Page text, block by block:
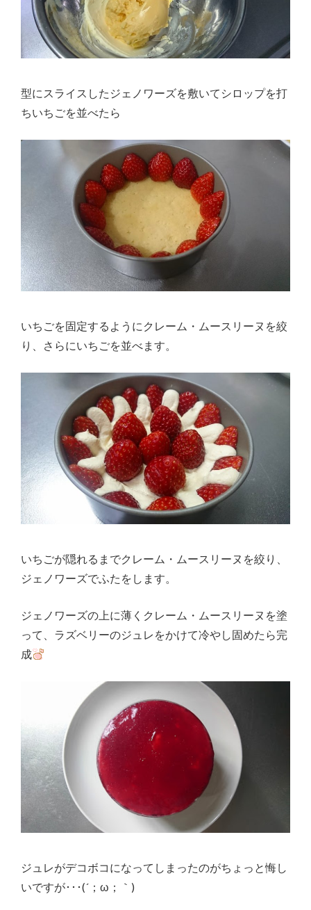
型にスライスしたジェノワーズを敷いてシロップを打
ちいちごを並べたら
いちごを固定するようにクレーム・ムースリーヌを絞
り、さらにいちごを並べます。
いちごが隠れるまでクレーム・ムースリーヌを絞り、
ジェノワーズでふたをします。
ジェノワーズの上に薄くクレーム・ムースリーヌを塗
って、ラズベリーのジュレをかけて冷やし固めたら完
成
ジュレがデコボコになってしまったのがちょっと悔し
いですが･･･(´；ω；｀)